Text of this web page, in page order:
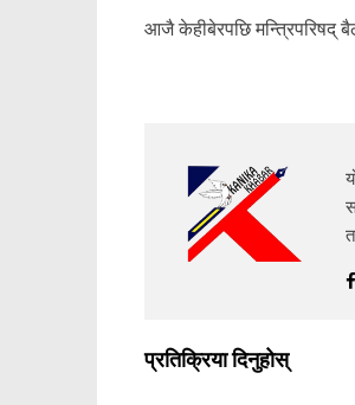
आजै केहीबेरपछि मन्त्रिपरिषद्
प्रतिक्रिया दिनुहोस्